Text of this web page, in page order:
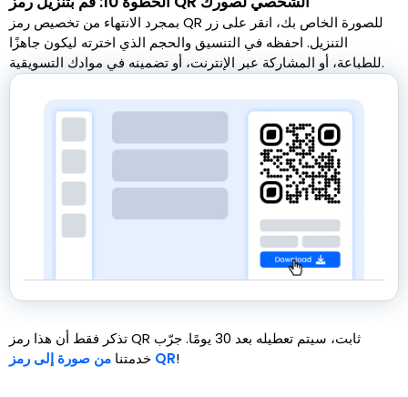
بمجرد الانتهاء من تخصيص رمز QR للصورة الخاص بك، انقر على زر
التنزيل. احفظه في التنسيق والحجم الذي اخترته ليكون جاهزًا
للطباعة، أو المشاركة عبر الإنترنت، أو تضمينه في موادك التسويقية.
تذكر فقط أن هذا رمز QR ثابت، سيتم تعطيله بعد 30 يومًا. جرّب
خدمتنا من صورة إلى رمز QR!